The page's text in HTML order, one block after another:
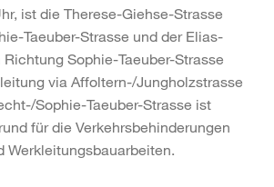
ist die Therese-Giehse-Strasse
Taeuber-Strasse und der Elias-
Sophie-Taeuber-Strasse
via Affoltern-/Jungholzstrasse
Sophie-Taeuber-Strasse ist
für die Verkehrsbehinderungen
Werkleitungsbauarbeiten.